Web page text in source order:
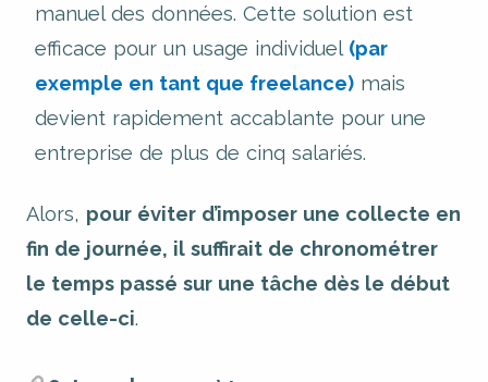
manuel des données. Cette solution est
efficace pour un usage individuel (par
exemple en tant que freelance) mais
devient rapidement accablante pour une
entreprise de plus de cinq salariés.
Alors, pour éviter d’imposer une collecte en
fin de journée, il suffirait de chronométrer
le temps passé sur une tâche dès le début
de celle-ci.